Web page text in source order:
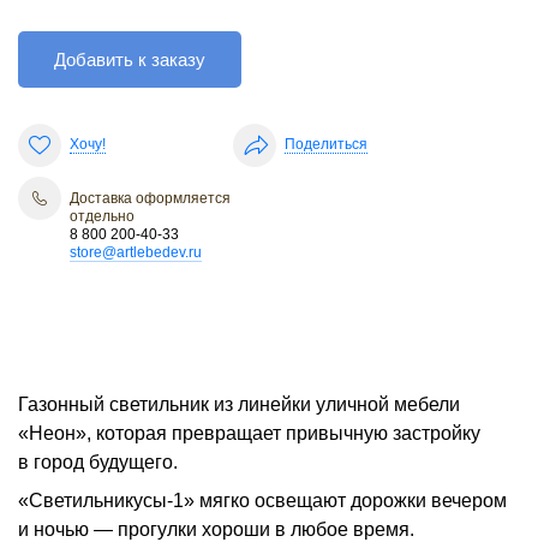
Добавить к заказу
Хочу! Поделиться
Доставка оформляется
отдельно
8 800 200-40-33
store@artlebedev.ru
Газонный светильник из линейки уличной мебели
«Неон», которая превращает привычную застройку
в город будущего.
«Светильникусы-1» мягко освещают дорожки вечером
и ночью — прогулки хороши в любое время.